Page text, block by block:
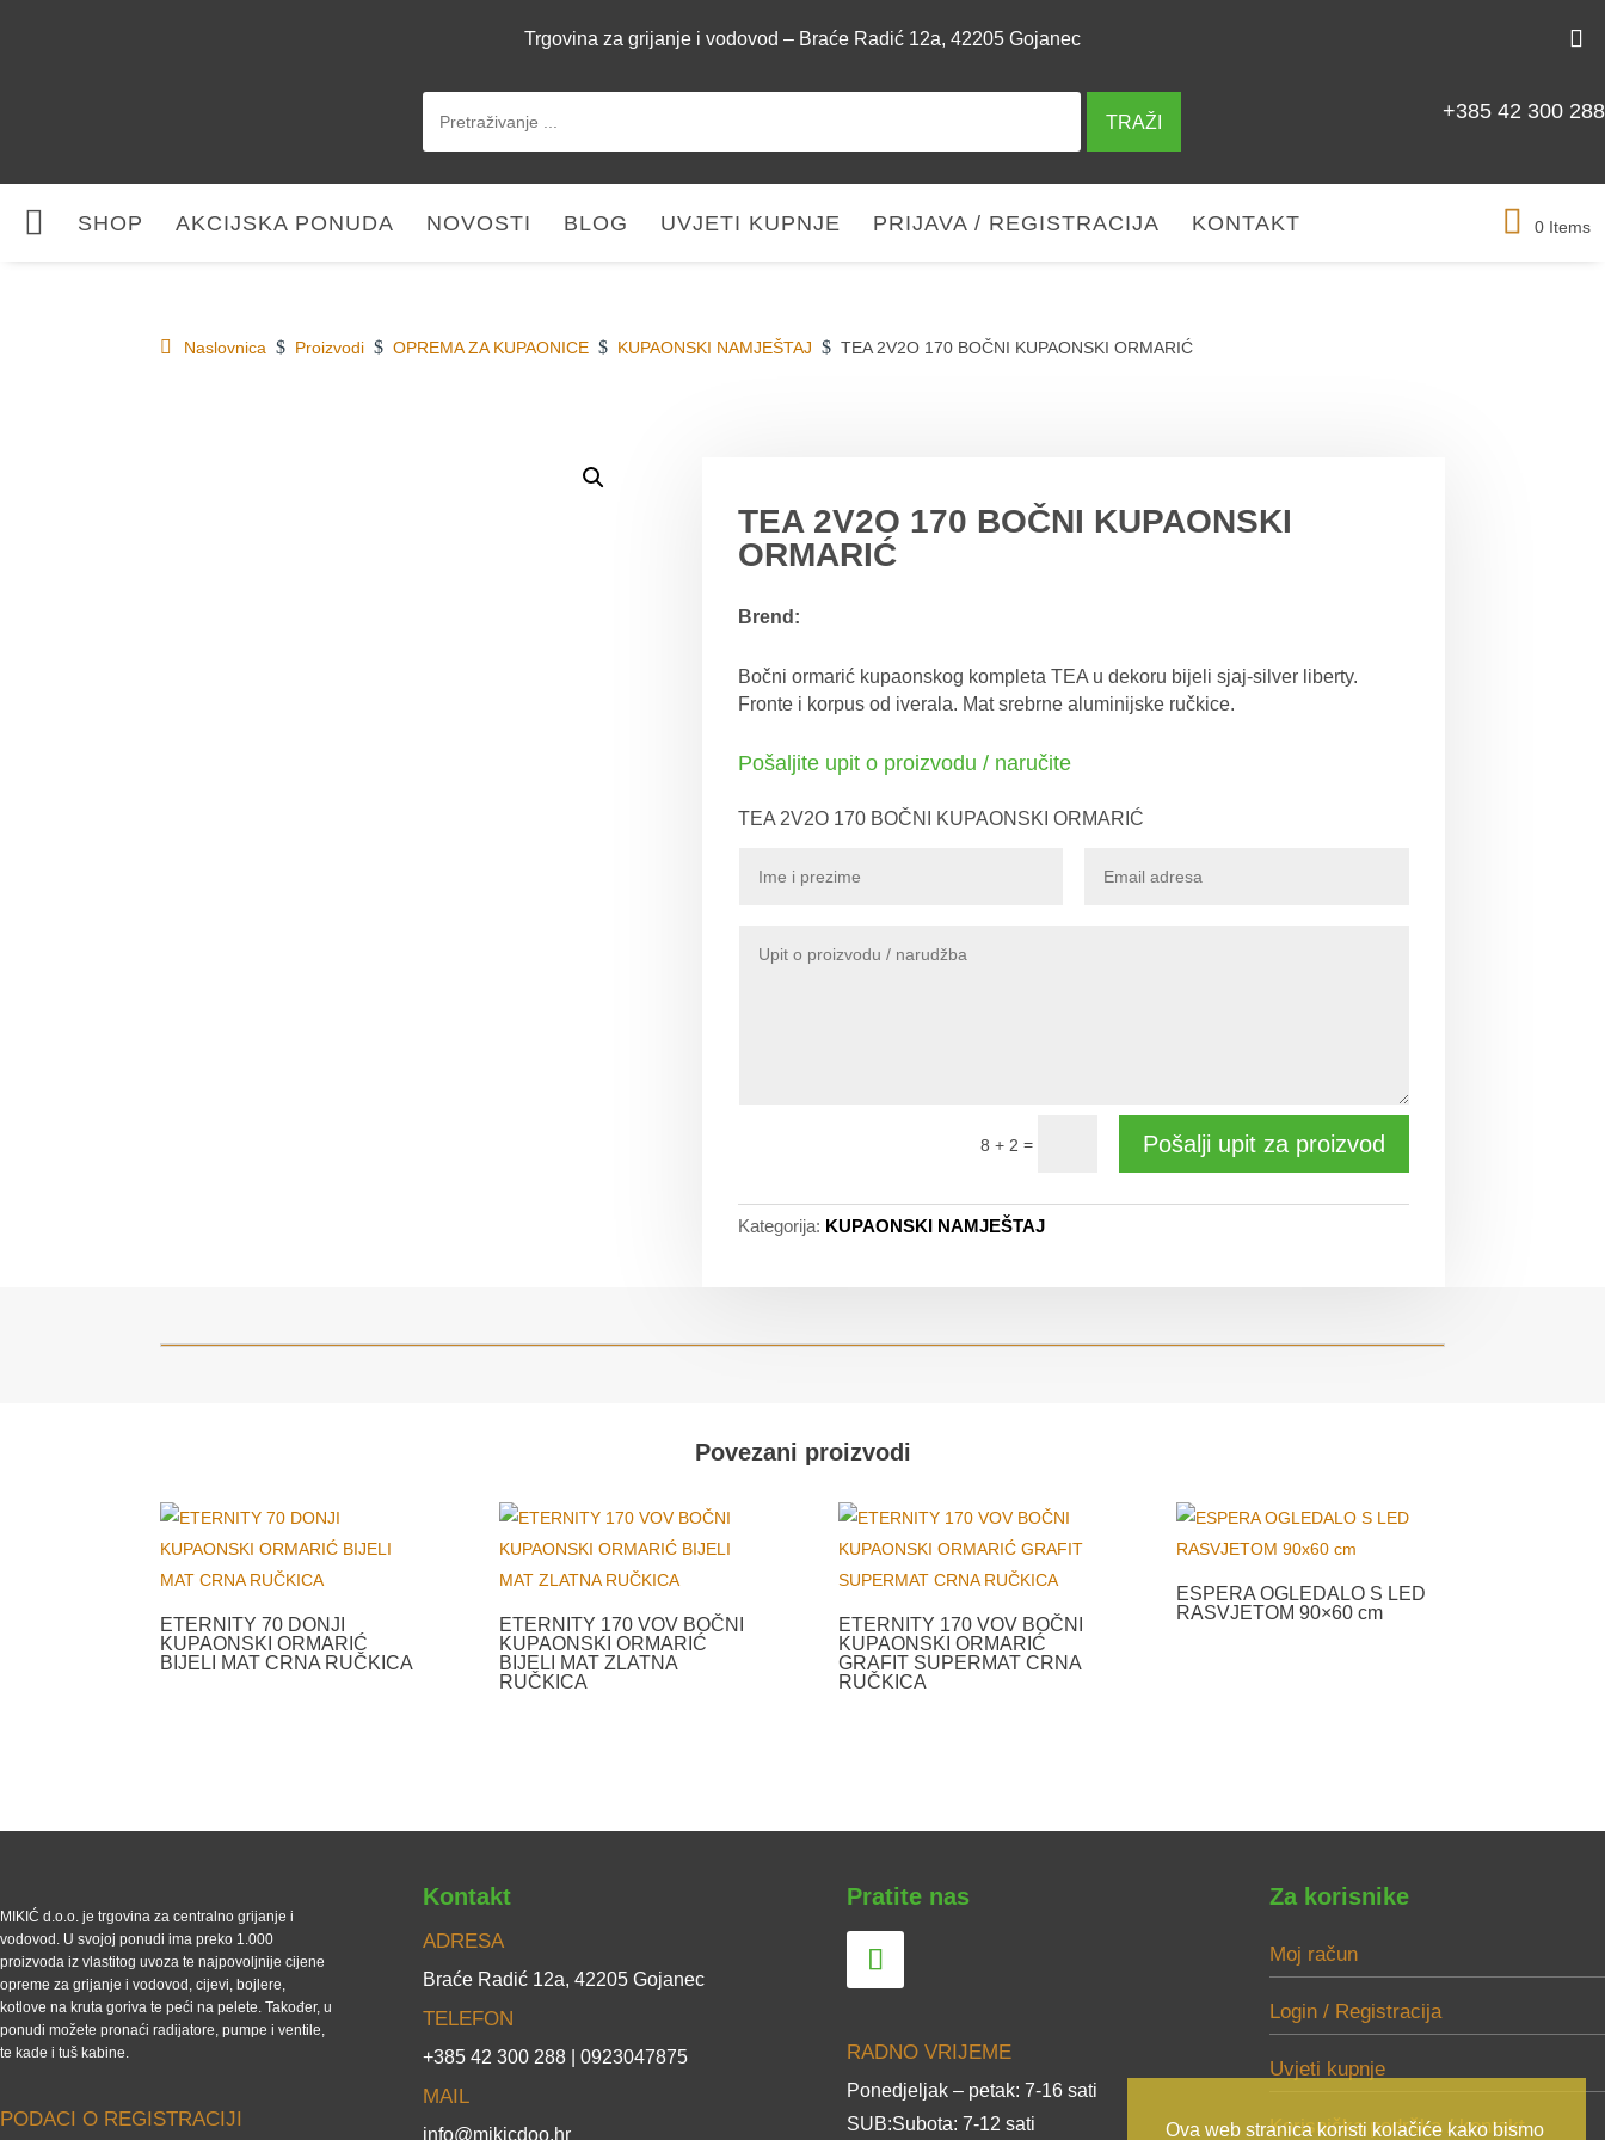
Trgovina za grijanje i vodovod – Braće Radić 12a, 42205 Gojanec
TRAŽI +385 42 300 288
 SHOP AKCIJSKA PONUDA NOVOSTI BLOG UVJETI KUPNJE PRIJAVA / REGISTRACIJA KONTAKT 0 Items
Naslovnica $ Proizvodi $ OPREMA ZA KUPAONICE $ KUPAONSKI NAMJEŠTAJ $ TEA 2V2O 170 BOČNI KUPAONSKI ORMARIĆ
TEA 2V2O 170 BOČNI KUPAONSKI
ORMARIĆ
Brend:
Bočni ormarić kupaonskog kompleta TEA u dekoru bijeli sjaj-silver liberty.
Fronte i korpus od iverala. Mat srebrne aluminijske ručkice.
Pošaljite upit o proizvodu / naručite
TEA 2V2O 170 BOČNI KUPAONSKI ORMARIĆ
8 + 2 = Pošalji upit za proizvod
Kategorija: KUPAONSKI NAMJEŠTAJ
Povezani proizvodi
ETERNITY 70 DONJI
KUPAONSKI ORMARIĆ
BIJELI MAT CRNA RUČKICA
ETERNITY 170 VOV BOČNI
KUPAONSKI ORMARIĆ
BIJELI MAT ZLATNA
RUČKICA
ETERNITY 170 VOV BOČNI
KUPAONSKI ORMARIĆ
GRAFIT SUPERMAT CRNA
RUČKICA
ESPERA OGLEDALO S LED
RASVJETOM 90×60 cm
MIKIĆ d.o.o. je trgovina za centralno grijanje i
vodovod. U svojoj ponudi ima preko 1.000
proizvoda iz vlastitog uvoza te najpovoljnije cijene
opreme za grijanje i vodovod, cijevi, bojlere,
kotlove na kruta goriva te peći na pelete. Također, u
ponudi možete pronaći radijatore, pumpe i ventile,
te kade i tuš kabine.
PODACI O REGISTRACIJI
Kontakt
ADRESA
Braće Radić 12a, 42205 Gojanec
TELEFON
+385 42 300 288 | 0923047875
MAIL
info@mikicdoo.hr
Pratite nas
RADNO VRIJEME
Ponedjeljak – petak: 7-16 sati
SUB:Subota: 7-12 sati
Za korisnike
Moj račun
Login / Registracija
Uvjeti kupnje
Korisnička podrška / kontakt
Ova web stranica koristi kolačiće kako bismo